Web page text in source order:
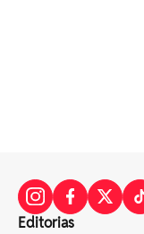
Editorias